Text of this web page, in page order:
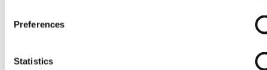
Preferences
Statistics